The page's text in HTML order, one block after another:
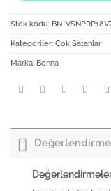
Stok kodu: BN-
Kategoriler: Çok Satanlar
Marka: Bonna